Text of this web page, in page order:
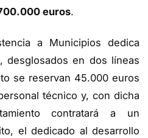
euros.
a Municipios dedica
desglosados en dos líneas
se reservan 45.000 euros
técnico y, con dicha
contratará a un
el dedicado al desarrollo